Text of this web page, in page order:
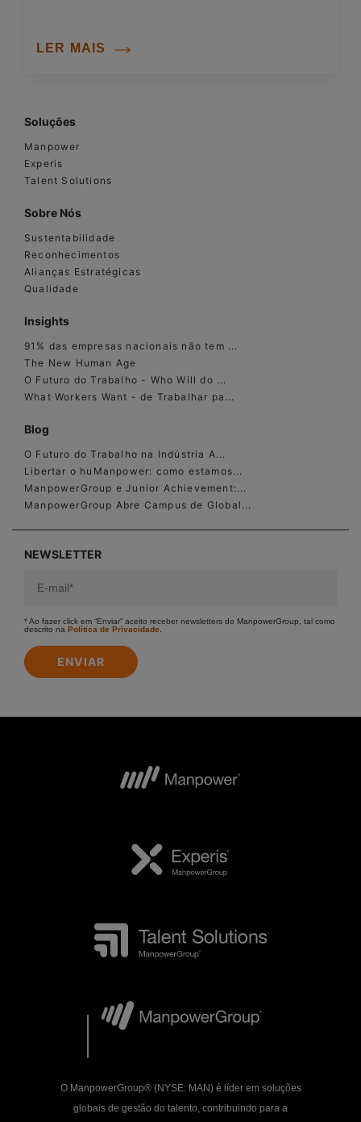
LER MAIS
Soluções
Manpower
Experis
Talent Solutions
Sobre Nós
Sustentabilidade
Reconhecimentos
Alianças Estratégicas
Qualidade
Insights
91% das empresas nacionais não tem ...
The New Human Age
O Futuro do Trabalho - Who Will do ...
What Workers Want - de Trabalhar pa...
Blog
O Futuro do Trabalho na Indústria A...
Libertar o huManpower: como estamos...
ManpowerGroup e Junior Achievement:...
ManpowerGroup Abre Campus de Global...
NEWSLETTER
* Ao fazer click em “Enviar” aceito receber newsletters do ManpowerGroup, tal como
descrito na Política de Privacidade
O ManpowerGroup® (NYSE: MAN) é líder em soluções
globais de gestão do talento, contribuindo para a